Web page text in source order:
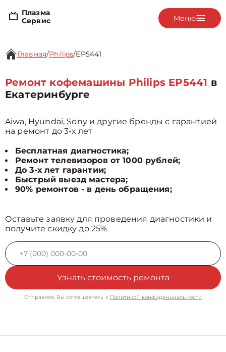
Плазма
Сервис
Меню
Главная/Philips/EP5441
Ремонт кофемашины Philips EP5441 в
Екатеринбурге
Aiwa, Hyundai, Sony и другие бренды с гарантией
на ремонт до 3-х лет
Бесплатная диагностика;
Ремонт телевизоров от 1000 рублей;
До 3-х лет гарантии;
Быстрый выезд мастера;
90% ремонтов - в день обращения;
Оставьте заявку для проведения диагностики и
получите скидку до 25%
Узнать стоимость ремонта
Отправляя, Вы соглашаетесь с Политикой конфиденциальности